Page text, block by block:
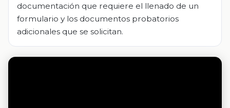
documentación que requiere el llenado de un
formulario y los documentos probatorios
adicionales que se solicitan.